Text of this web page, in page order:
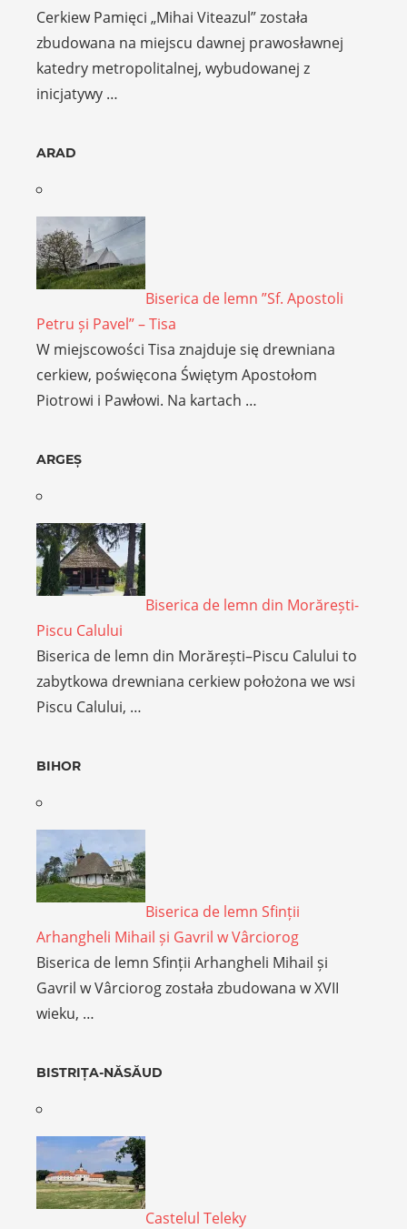
Cerkiew Pamięci „Mihai Viteazul” została
zbudowana na miejscu dawnej prawosławnej
katedry metropolitalnej, wybudowanej z
inicjatywy …
ARAD
Biserica de lemn ”Sf. Apostoli
Petru și Pavel” – Tisa
W miejscowości Tisa znajduje się drewniana
cerkiew, poświęcona Świętym Apostołom
Piotrowi i Pawłowi. Na kartach …
ARGEȘ
Biserica de lemn din Morărești-
Piscu Calului
Biserica de lemn din Morărești–Piscu Calului to
zabytkowa drewniana cerkiew położona we wsi
Piscu Calului, …
BIHOR
Biserica de lemn Sfinții
Arhangheli Mihail și Gavril w Vârciorog
Biserica de lemn Sfinții Arhangheli Mihail și
Gavril w Vârciorog została zbudowana w XVII
wieku, …
BISTRIȚA-NĂSĂUD
Castelul Teleky